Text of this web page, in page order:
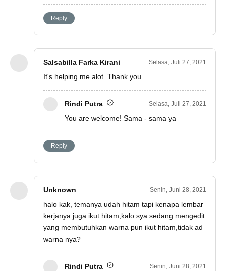
Reply
Salsabilla Farka Kirani Selasa, Juli 27, 2021
It's helping me alot. Thank you.
Rindi Putra Selasa, Juli 27, 2021
You are welcome! Sama - sama ya
Reply
Unknown Senin, Juni 28, 2021
halo kak, temanya udah hitam tapi kenapa lembar
kerjanya juga ikut hitam,kalo sya sedang mengedit
yang membutuhkan warna pun ikut hitam,tidak ad
warna nya?
Rindi Putra Senin, Juni 28, 2021